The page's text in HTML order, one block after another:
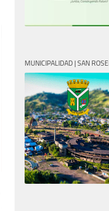
MUNICIPALIDAD | SAN